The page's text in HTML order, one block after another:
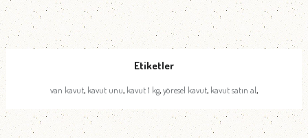
Etiketler
van kavut, kavut unu, kavut 1 kg,yöresel kavut, kavut satın al,